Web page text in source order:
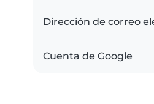
Dirección de correo
Cuenta de Google